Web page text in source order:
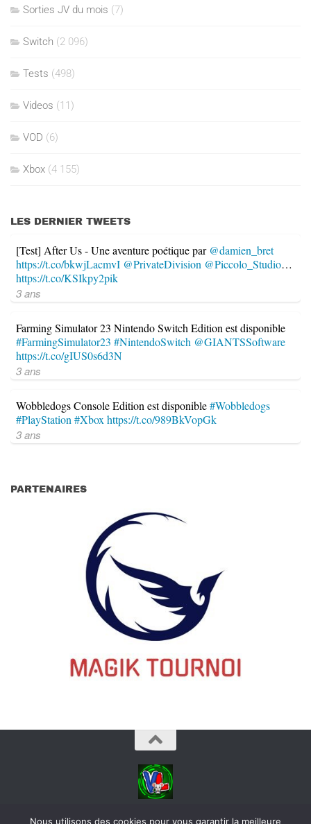
Sorties JV du mois (7)
Switch (2 096)
Tests (498)
Videos (11)
VOD (6)
Xbox (4 155)
LES DERNIER TWEETS
[Test] After Us - Une aventure poétique par @damien_bret
https://t.co/bkwjLacmvI @PrivateDivision @Piccolo_Studio…
https://t.co/KSIkpy2pik
3 ans
Farming Simulator 23 Nintendo Switch Edition est disponible
#FarmingSimulator23 #NintendoSwitch @GIANTSSoftware
https://t.co/gIUS0s6d3N
3 ans
Wobbledogs Console Edition est disponible#Wobbledogs
#PlayStation #Xbox https://t.co/989BkVopGk
3 ans
PARTENAIRES
videoludos © 2026. Tous droits réservés.
Nous utilisons des cookies pour vous garantir la meilleure